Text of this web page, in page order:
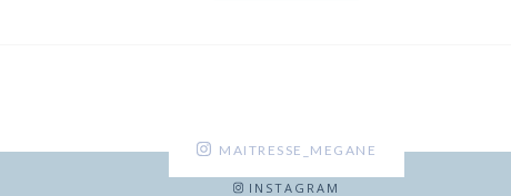
MAITRESSE_MEGANE
INSTAGRAM